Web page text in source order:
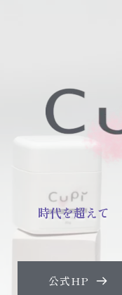
時代を超えて
公式HP